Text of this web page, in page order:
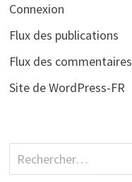
Connexion
Flux des publications
Flux des commentaires
Site de WordPress-FR
Rechercher :